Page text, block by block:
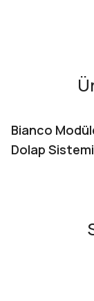
Bianco
Dolap Sistemi